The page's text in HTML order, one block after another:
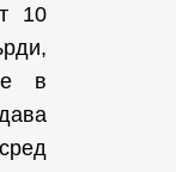
10
е в